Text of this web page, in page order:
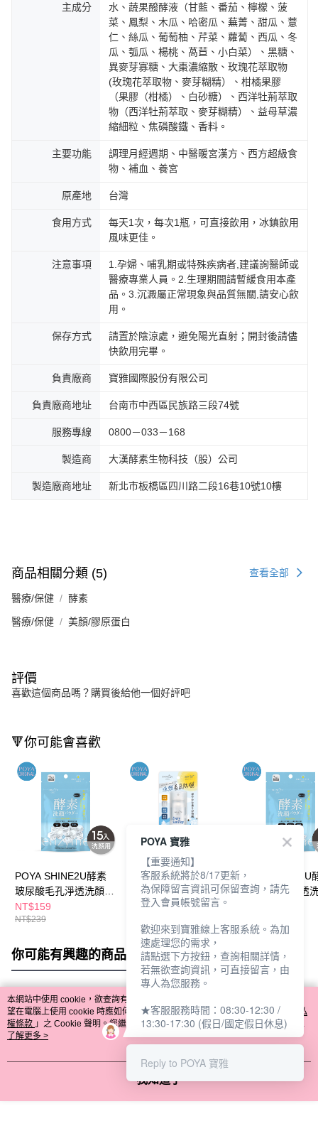
主成分
水、蔬果醱酵液（甘藍、番茄、檸檬、菠
菜、鳳梨、木瓜、哈密瓜、蕪菁、甜瓜、薏
仁、絲瓜、葡萄柚、芹菜、蘿蔔、西瓜、冬
瓜、瓠瓜、楊桃、萵苣、小白菜）、黑糖、
異麥芽寡糖、大棗濃縮散、玫瑰花萃取物
(玫瑰花萃取物、麥芽糊精）、柑橘果膠
（果膠（柑橘）、白砂糖）、西洋牡荊萃取
物（西洋牡荊萃取、麥芽糊精）、益母草濃
縮細粒、焦磷酸鐵、香料。
主要功能
調理月經週期、中醫暖宮漢方、西方超級食
物、補血、養宮
原產地 台灣
食用方式
每天1次，每次1瓶，可直接飲用，冰鎮飲用
風味更佳。
注意事項
1.孕婦、哺乳期或特殊疾病者,建議詢醫師或
醫療專業人員。2.生理期間請暫緩食用本產
品。3.沉澱屬正常現象與品質無關,請安心飲
用。
保存方式
請置於陰涼處，避免陽光直射；開封後請儘
快飲用完畢。
負責廠商 寶雅國際股份有限公司
負責廠商地址 台南市中西區民族路三段74號
服務專線 0800－033－168
製造商 大漢酵素生物科技（股）公司
製造廠商地址 新北市板橋區四川路二段16巷10號10樓
商品相關分類 (5) 查看全部
醫療/保健 酵素
醫療/保健 美顏/膠原蛋白
評價
喜歡這個商品嗎？購買後給他一個好評吧
🔻你可能會喜歡
POYA SHINE2U酵素
玻尿酸毛孔淨透洗顏粉
15入
NT$159
NT$239
POYA SHINE2U 香氛
沁涼凈白防曬噴霧
90ml
NT$149
POYA SHINE2U
玻尿酸毛孔淨透
你可能有興趣的商品 全站排行
熱門標籤
本網站中使用 cookie，欲查詢有關本網站使用 cookie 方式之詳情，及若您不希
望在電腦上使用 cookie 時應如何變更電腦的 cookie 設定，請參閱本網站「
隱私
權條款 」之 Cookie 聲明。您繼續使用本網站即表示您同意本公司得按本網站使
用條款之 Cookie 聲明使用 cookie。
了解更多 >
我知道了
POYA 寶雅
【重要通知】
客服系統將於8/17更新，
為保障留言資訊可保留查詢，請先
登入會員帳號留言。
歡迎來到寶雅線上客服系統。為加
速處理您的需求，
請點選下方按鈕，查詢相關詳情，
若無欲查詢資訊，可直接留言，由
專人為您服務。
★客服服務時間：08:30-12:30 /
13:30-17:30 (假日/國定假日休息)
Reply to POYA 寶雅